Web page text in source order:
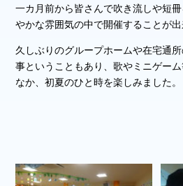
一カ月前から皆さんで吹き流しや短
やかな雰囲気の中で開催することが出
久しぶりのグループホームや在宅通
事ということもあり、歌やミニゲー
なか、初夏のひと時を楽しみました。